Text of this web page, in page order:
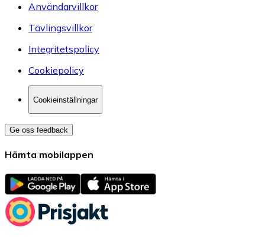
Användarvillkor
Tävlingsvillkor
Integritetspolicy
Cookiepolicy
Cookieinställningar
Ge oss feedback
Hämta mobilappen